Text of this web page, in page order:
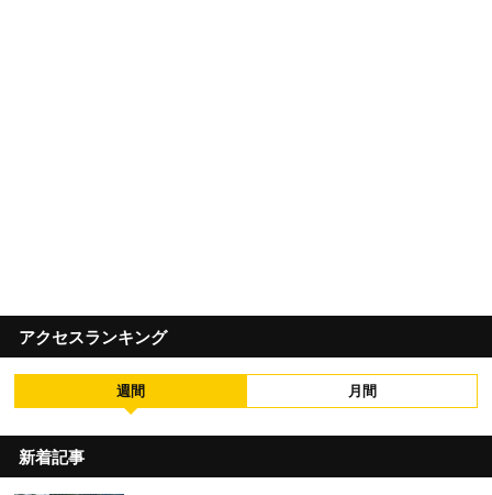
アクセスランキング
週間 月間
新着記事